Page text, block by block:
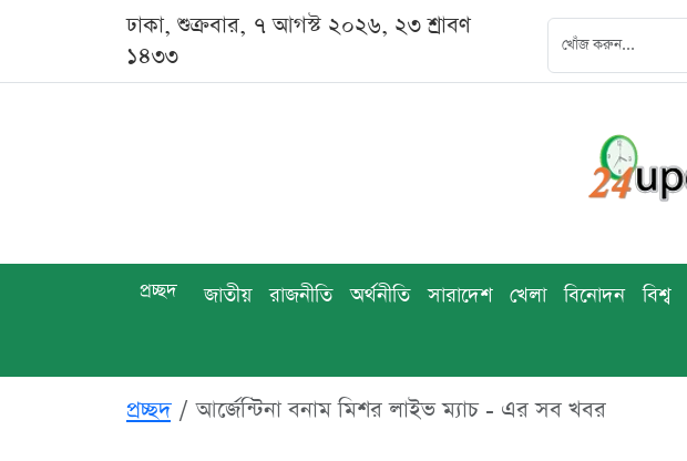
ঢাকা, শুক্রবার, ৭ আগস্ট ২০২৬, ২৩ শ্রাবণ
১৪৩৩
প্রচ্ছদ জাতীয় রাজনীতি অর্থনীতি সারাদেশ খেলা বিনোদন বিশ্ব
প্রচ্ছদ আর্জেন্টিনা বনাম মিশর লাইভ ম্যাচ - এর সব খবর